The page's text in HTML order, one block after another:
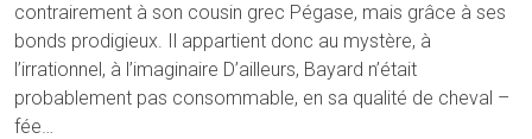
contrairement à son cousin grec Pégase, mais grâce à ses
bonds prodigieux. Il appartient donc au mystère, à
l’irrationnel, à l’imaginaire D’ailleurs, Bayard n’était
probablement pas consommable, en sa qualité de cheval –
fée…